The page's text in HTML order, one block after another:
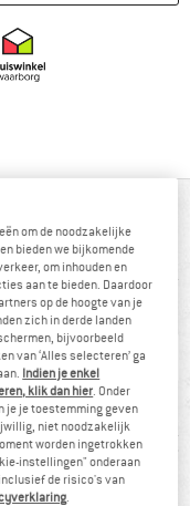
Vind hier de
hier!
tailleband
zeggen:
model
om de noodzakelijke
bieden we bijkomende
om inhouden en
aan te bieden. Daardoor
op de hoogte van je
zich in derde landen
bijvoorbeeld
van ‘Alles selecteren’ ga
Indien je enkel
klik dan hier . Onder
je je toestemming geven
niet noodzakelijk
worden ingetrokken
instellingen" onderaan
de risico's van